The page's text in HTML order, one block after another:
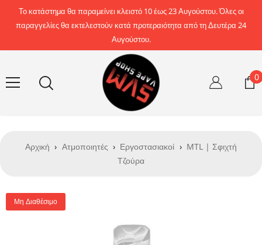
Το κατάστημα θα παραμείνει κλειστό 10 έως 23 Αυγούστου. Όλες οι
παραγγελίες θα εκτελεστούν κατά προτεραιότητα από τη Δευτέρα 24
Αυγούστου.
0
0
Αρχική › Ατμοποιητές › Εργοστασιακοί › MTL | Σφιχτή
Τζούρα
Μη Διαθέσιμο